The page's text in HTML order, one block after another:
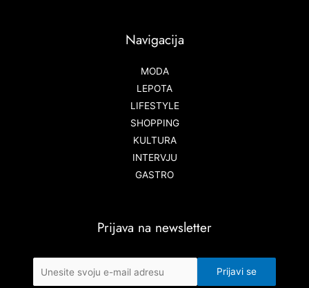
Navigacija
MODA
LEPOTA
LIFESTYLE
SHOPPING
KULTURA
INTERVJU
GASTRO
Prijava na newsletter